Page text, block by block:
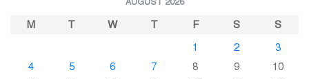
AUGUST 2026
M T W T F S
S
1
2
3
4
5 6 7 8 9
10